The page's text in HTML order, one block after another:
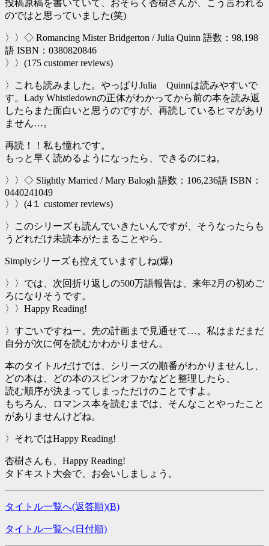
投稿原稿を書いていて、おそらく杏樹さんが、こう言われる
のではと思っていました(笑)
〉〉◇ Romancing Mister Bridgerton / Julia Quinn 語数：98,198
語 ISBN：0380820846
〉〉(175 customer reviews)
〉これも読みました。やっぱりJulia Quinnは読みやすいで
す。Lady Whistledownの正体がわかってから前の本を読み返
したらまた面白いと思うのですが、再読しているヒマがあり
ません…。
再読！！私も憧れです。
もっと早く読めるようになったら、できるのにね。
〉〉◇ Slightly Married / Mary Balogh 語数：106,236語 ISBN：
0440241049
〉〉(4１ customer reviews)
〉このシリーズも読んでいきたいんですが、そうなったらも
うどれだけ未読本がたまることやら。
Simplyシリーズも控えていますしね(爆)
〉〉では、次回折り返しの500万語報告は、来年2月の初めご
ろになりそうです。
〉〉Happy Reading!
〉すごいですねー。先の計画まで見通せて…。私はまだまだ
自分が次に何を読むかわかりません。
本のタイトルだけでは、シリーズの順番がわかりませんし、
どの本は、どの本のスピンオフかなどと整理したら、
読む順序が決まってしまっただけのことですよ。
もちろん、ロマンス本を読むまでは、そんなことやったこと
がありませんけどね。
〉それではHappy Reading!
杏樹さんも、Happy Reading!
タドキスト大会で、お会いしましょう。
タイトル一覧へ(返答順)(B)
タイトル一覧へ(日付順)